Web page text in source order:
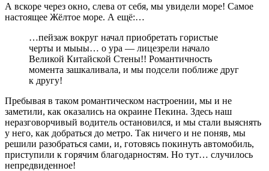
А вскоре через окно, слева от себя, мы увидели море! Самое
настоящее Жёлтое море. А ещё:…
…пейзаж вокруг начал приобретать гористые
черты и мыыы… о ура — лицезрели начало
Великой Китайской Стены!! Романтичность
момента зашкаливала, и мы подсели поближе друг
к другу!
Пребывая в таком романтическом настроении, мы и не
заметили, как оказались на окраине Пекина. Здесь наш
неразговорчивый водитель остановился, и мы стали выяснять
у него, как добраться до метро. Так ничего и не поняв, мы
решили разобраться сами, и, готовясь покинуть автомобиль,
приступили к горячим благодарностям. Но тут… случилось
непредвиденное!